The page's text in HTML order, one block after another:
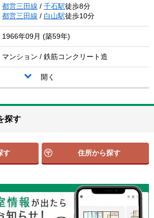
都営三田線 / 千石駅徒歩8分
都営三田線 / 白山駅徒歩10分
1966年09月 (築59年)
マンション / 鉄筋コンクリート造
開く
探す
す 住所から探す